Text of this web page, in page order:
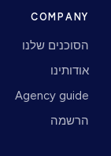
COMPANY
הסוכנים שלנו
אודותינו
Agency guide
הרשמה